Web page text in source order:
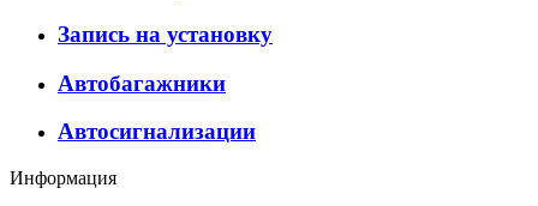
Запись на установку
Автобагажники
Автосигнализации
Информация